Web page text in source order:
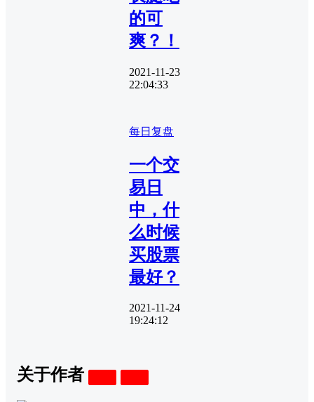
的可
爽？！
2021-11-23
22:04:33
每日复盘
一个交
易日
中，什
么时候
买股票
最好？
2021-11-24
19:24:12
关于作者